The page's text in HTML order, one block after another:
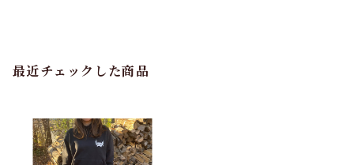
最近チェックした商品